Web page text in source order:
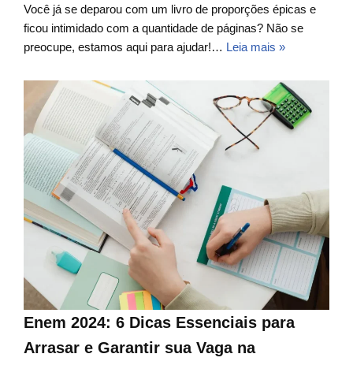
Você já se deparou com um livro de proporções épicas e
ficou intimidado com a quantidade de páginas? Não se
preocupe, estamos aqui para ajudar!… Leia mais »
Enem 2024: 6 Dicas Essenciais para
Arrasar e Garantir sua Vaga na